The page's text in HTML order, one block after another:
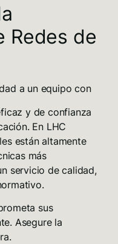
Redes de
a un equipo con
y de confianza
. En LHC
están altamente
más
servicio de calidad,
.
sus
Asegure la
.